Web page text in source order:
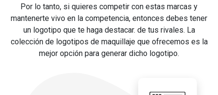
Por lo tanto, si quieres competir con estas marcas y
mantenerte vivo en la competencia, entonces debes tener
un logotipo que te haga destacar. de tus rivales. La
colección de logotipos de maquillaje que ofrecemos es la
mejor opción para generar dicho logotipo.